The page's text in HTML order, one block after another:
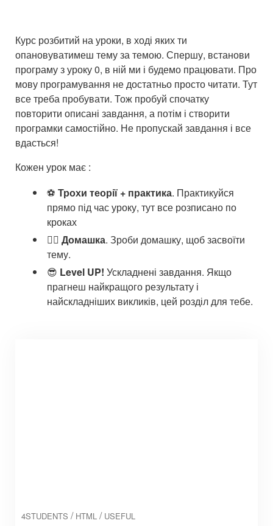
Курс розбитий на уроки, в ході яких ти
опановуватимеш тему за темою. Спершу, встанови
програму з уроку 0, в ній ми і будемо працювати. Про
мову програмування не достатньо просто читати. Тут
все треба пробувати. Тож пробуй спочатку
повторити описані завдання, а потім і створити
програмки самостійно. Не пропускай завдання і все
вдасться!
Кожен урок має :
⚽ Трохи теорії + практика. Практикуйся
прямо під час уроку, тут все розписано по
кроках
🚴‍♂ Домашка. Зроби домашку, щоб засвоїти
тему.
😎 Level UP! Ускладнені завдання. Якщо
прагнеш найкращого результату і
найскладніших викликів, цей розділ для тебе.
4STUDENTS / HTML / USEFUL